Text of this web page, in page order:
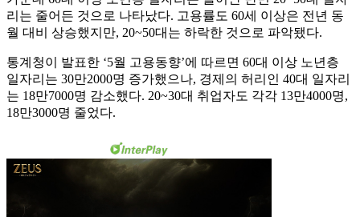
리는 줄어든 것으로 나타났다. 고용률도 60세 이상은 전년 동
월 대비 상승했지만, 20~50대는 하락한 것으로 파악됐다.
통계청이 발표한 ‘5월 고용동향’에 따르면 60대 이상 노년층
일자리는 30만2000명 증가했으나, 경제의 허리인 40대 일자리
는 18만7000명 감소했다. 20~30대 취업자도 각각 13만4000명,
18만3000명 줄었다.